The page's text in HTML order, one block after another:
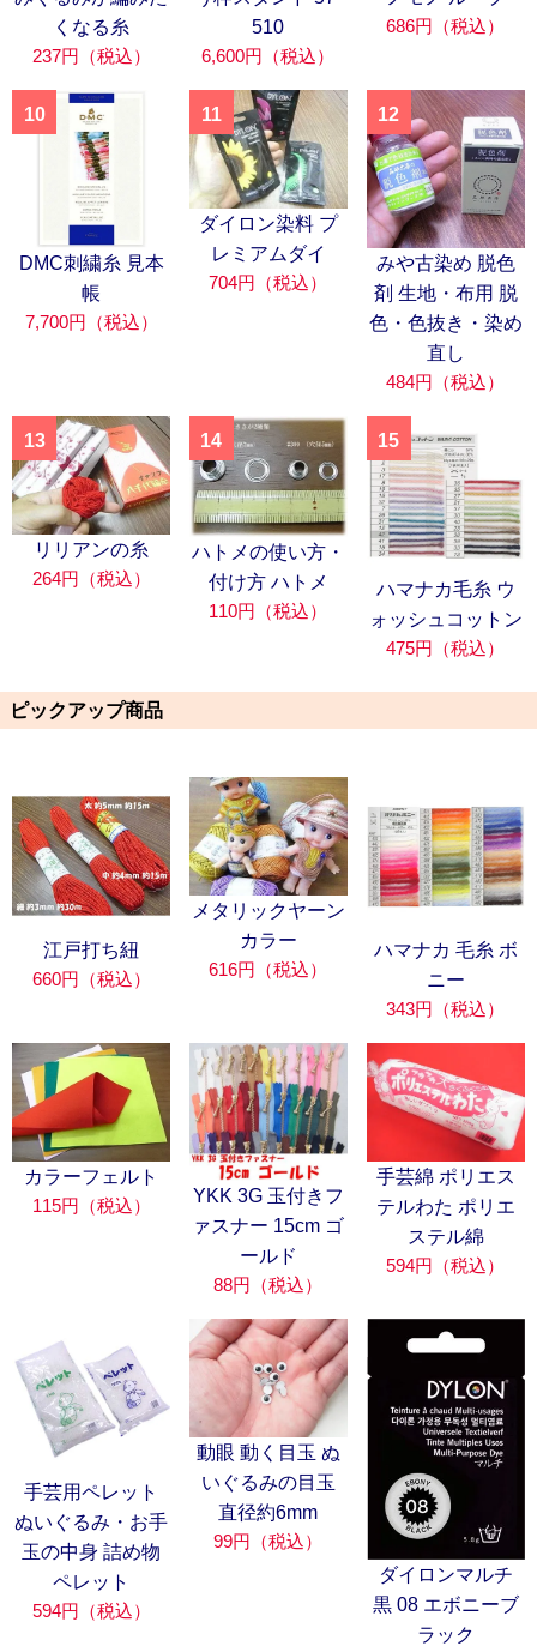
くなる糸
237円（税込）
510
6,600円（税込）
686円（税込）
10
DMC刺繍糸 見本
帳
7,700円（税込）
11
ダイロン染料 プ
レミアムダイ
704円（税込）
12
みや古染め 脱色
剤 生地・布用 脱
色・色抜き・染め
直し
484円（税込）
13
リリアンの糸
264円（税込）
14
ハトメの使い方・
付け方 ハトメ
110円（税込）
15
ハマナカ毛糸 ウ
ォッシュコットン
475円（税込）
ピックアップ商品
江戸打ち紐
660円（税込）
メタリックヤーン
カラー
616円（税込）
ハマナカ 毛糸 ボ
ニー
343円（税込）
カラーフェルト
115円（税込）
YKK 3G 玉付きフ
ァスナー 15cm ゴ
ールド
88円（税込）
手芸綿 ポリエス
テルわた ポリエ
ステル綿
594円（税込）
手芸用ペレット
ぬいぐるみ・お手
玉の中身 詰め物
ペレット
594円（税込）
動眼 動く目玉 ぬ
いぐるみの目玉
直径約6mm
99円（税込）
ダイロンマルチ
黒 08 エボニーブ
ラック